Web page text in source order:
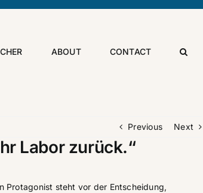
ABOUT CONTACT
Previous Next
Labor zurück.“
Protagonist steht vor der Entscheidung,